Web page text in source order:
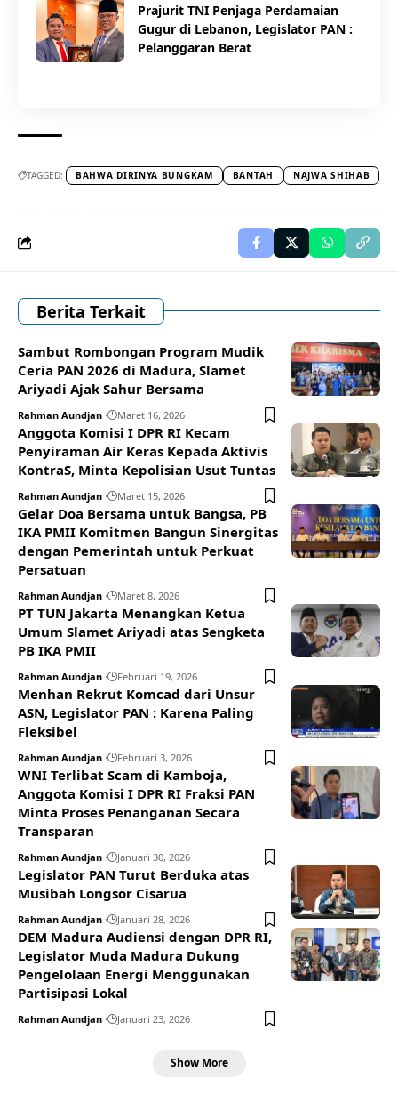
Prajurit TNI Penjaga Perdamaian
Gugur di Lebanon, Legislator PAN :
Pelanggaran Berat
TAGGED: BAHWA DIRINYA BUNGKAM BANTAH NAJWA SHIHAB
Berita Terkait
Sambut Rombongan Program Mudik
Ceria PAN 2026 di Madura, Slamet
Ariyadi Ajak Sahur Bersama
Rahman Aundjan Maret 16, 2026
Anggota Komisi I DPR RI Kecam
Penyiraman Air Keras Kepada Aktivis
KontraS, Minta Kepolisian Usut Tuntas
Rahman Aundjan Maret 15, 2026
Gelar Doa Bersama untuk Bangsa, PB
IKA PMII Komitmen Bangun Sinergitas
dengan Pemerintah untuk Perkuat
Persatuan
Rahman Aundjan Maret 8, 2026
PT TUN Jakarta Menangkan Ketua
Umum Slamet Ariyadi atas Sengketa
PB IKA PMII
Rahman Aundjan Februari 19, 2026
Menhan Rekrut Komcad dari Unsur
ASN, Legislator PAN : Karena Paling
Fleksibel
Rahman Aundjan Februari 3, 2026
WNI Terlibat Scam di Kamboja,
Anggota Komisi I DPR RI Fraksi PAN
Minta Proses Penanganan Secara
Transparan
Rahman Aundjan Januari 30, 2026
Legislator PAN Turut Berduka atas
Musibah Longsor Cisarua
Rahman Aundjan Januari 28, 2026
DEM Madura Audiensi dengan DPR RI,
Legislator Muda Madura Dukung
Pengelolaan Energi Menggunakan
Partisipasi Lokal
Rahman Aundjan Januari 23, 2026
Show More